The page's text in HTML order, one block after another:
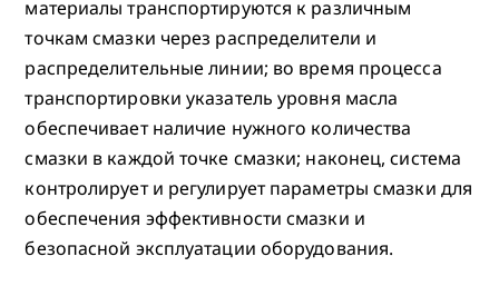
материалы транспортируются к различным
точкам смазки через распределители и
распределительные линии; во время процесса
транспортировки указатель уровня масла
обеспечивает наличие нужного количества
смазки в каждой точке смазки; наконец, система
контролирует и регулирует параметры смазки для
обеспечения эффективности смазки и
безопасной эксплуатации оборудования.